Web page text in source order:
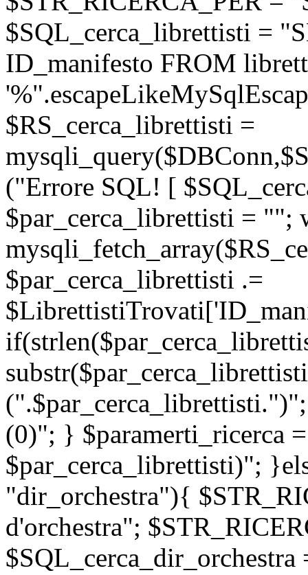
$SQL_cerca_librettisti =
ID_manifesto FROM
$RS_cerca_librettisti =
("Errore SQL! [
$par_cerca_librettisti =
$par_cerca_librettisti .=
(0)"; } $paramerti_ricerca
$par_cerca_librettisti)";
"dir_orchestra"){
d'orchestra";